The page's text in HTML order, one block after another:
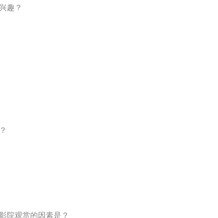
趣？
院观赏的因素是？